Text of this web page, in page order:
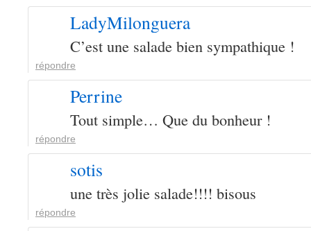
LadyMilonguera
C’est une salade bien sympathique !
répondre
Perrine
Tout simple… Que du bonheur !
répondre
sotis
une très jolie salade!!!! bisous
répondre